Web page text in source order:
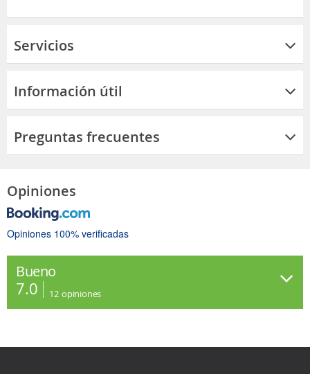
Servicios
Información útil
Preguntas frecuentes
Opiniones
Opiniones 100% verificadas
Bueno
7.0 12 opiniones